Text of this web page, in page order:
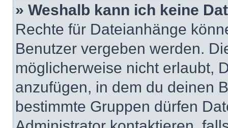
» Weshalb kann ich keine
Rechte für Dateianhänge
Benutzer vergeben werden.
möglicherweise nicht erlaubt,
anzufügen, in dem du deinen
bestimmte Gruppen dürfen